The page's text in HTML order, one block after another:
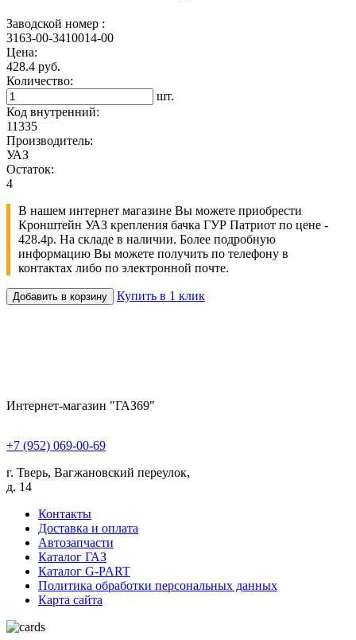
Заводской номер :
3163-00-3410014-00
Цена:
428.4 руб.
Количество:
шт.
Код внутренний:
11335
Производитель:
УАЗ
Остаток:
4
В нашем интернет магазине Вы можете приобрести
Кронштейн УАЗ крепления бачка ГУР Патриот по цене -
428.4р. На складе в наличии. Более подробную
информацию Вы можете получить по телефону в
контактах либо по электронной почте.
Добавить в корзину Купить в 1 клик
Интернет-магазин "ГАЗ69"
+7 (952) 069-00-69
г. Тверь, Вагжановский переулок,
д. 14
Контакты
Доставка и оплата
Автозапчасти
Каталог ГАЗ
Каталог G-PART
Политика обработки персональных данных
Карта сайта